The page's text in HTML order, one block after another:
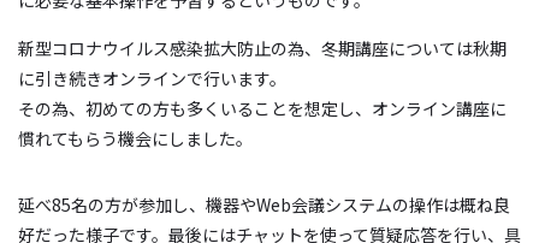
新型コロナウイルス感染拡大防止の為、冬期講座については秋期
に引き続きオンラインで行います。
その為、初めての方も多くいることを想定し、オンライン講座に
慣れてもらう機会にしました。
延べ85名の方が参加し、機器やWeb会議システムの操作は概ね良
好だった様子です。最後にはチャットを使って質疑応答を行い、具